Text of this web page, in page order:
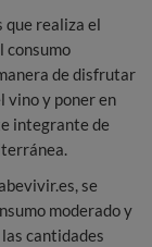
que realiza el
consumo
de disfrutar
vino y poner en
integrante de
se
moderado y
cantidades